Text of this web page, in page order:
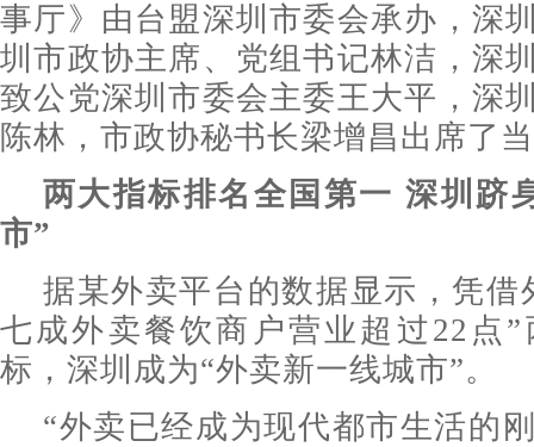
事厅》由台盟深圳市委会承办，深
圳市政协主席、党组书记林洁，深
致公党深圳市委会主委王大平，深
陈林，市政协秘书长梁增昌出席了
两大指标排名全国第一 深圳跻
市”
据某外卖平台的数据显示，凭借
七成外卖餐饮商户营业超过22点
标，深圳成为“外卖新一线城市”。
“外卖已经成为现代都市生活的